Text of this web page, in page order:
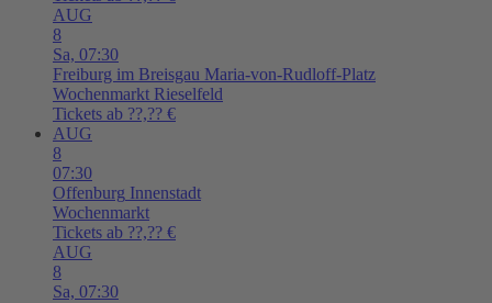
AUG
8
Sa, 07:30
Freiburg im Breisgau Maria-von-Rudloff-Platz
Wochenmarkt Rieselfeld
Tickets ab ??,?? €
AUG
8
07:30
Offenburg Innenstadt
Wochenmarkt
Tickets ab ??,?? €
AUG
8
Sa, 07:30